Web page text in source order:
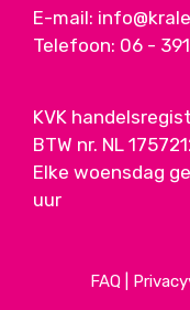
E-mail:
Telefoon: 06 -
KVK
BTW nr. NL
Elke woensdag
uur
FAQ|